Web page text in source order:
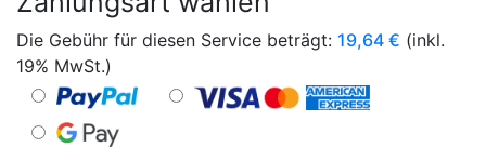
Die Gebühr für diesen Service beträgt: 19,64 € (inkl.
19% MwSt.)